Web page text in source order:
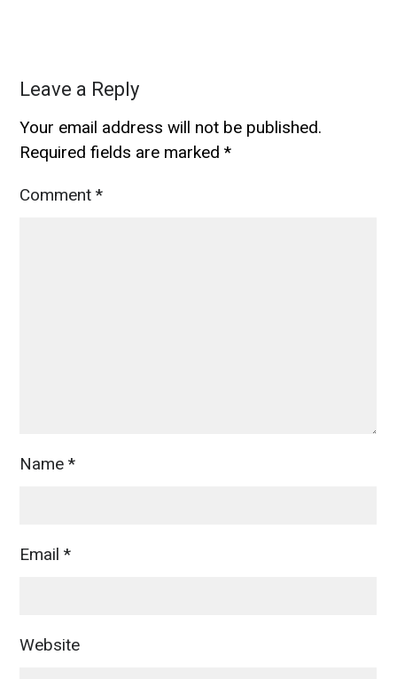
Leave a Reply
Your email address will not be published.
Required fields are marked*
Comment*
Name*
Email*
Website